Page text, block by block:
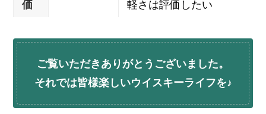
価
軽さは評価したい
ご覧いただきありがとうございました。
それでは皆様楽しいウイスキーライフを♪